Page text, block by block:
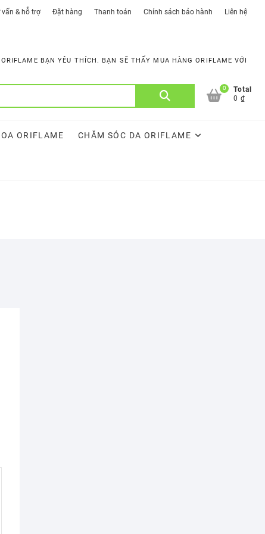
vấn & hỗ trợ Đặt hàng Thanh toán Chính sách bảo hành Liên hệ
BẠN YÊU THÍCH. BẠN SẼ THẤY MUA HÀNG ORIFLAME VỚI
0
Total
0 ₫
ORIFLAME CHĂM SÓC DA ORIFLAME